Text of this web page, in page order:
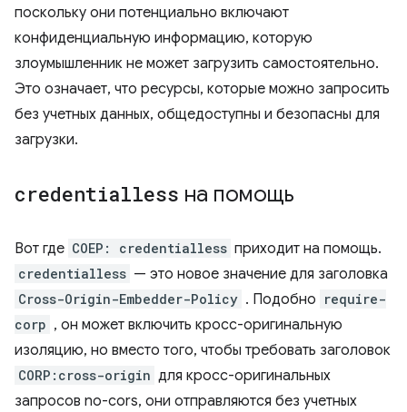
поскольку они потенциально включают
конфиденциальную информацию, которую
злоумышленник не может загрузить самостоятельно.
Это означает, что ресурсы, которые можно запросить
без учетных данных, общедоступны и безопасны для
загрузки.
credentialless на помощь
Вот где COEP: credentialless приходит на помощь.
credentialless — это новое значение для заголовка
Cross-Origin-Embedder-Policy . Подобно require-
corp , он может включить кросс-оригинальную
изоляцию, но вместо того, чтобы требовать заголовок
CORP:cross-origin для кросс-оригинальных
запросов no-cors, они отправляются без учетных